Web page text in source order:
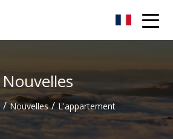
Nouvelles
/ Nouvelles / L'appartement